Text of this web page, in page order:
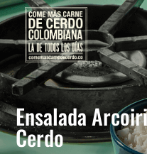
Ensalada
Cerdo